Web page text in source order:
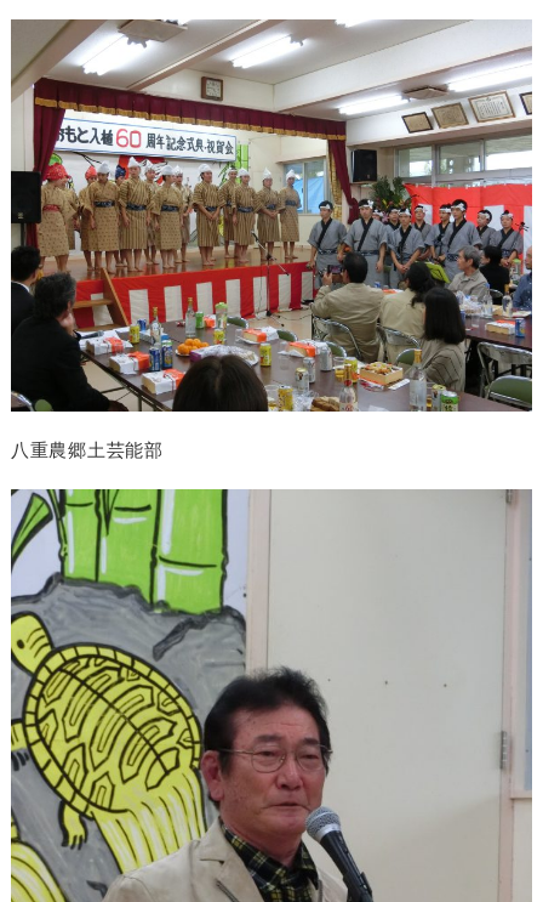
八重農郷土芸能部